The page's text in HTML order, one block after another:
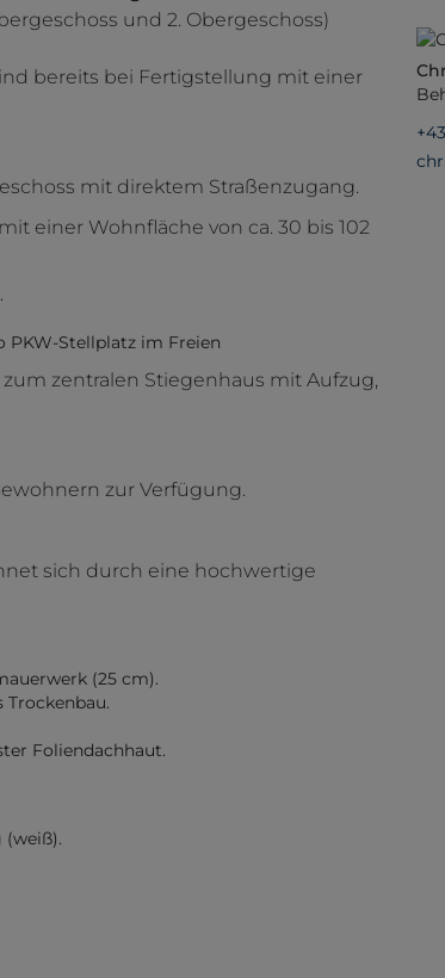
und 2. Obergeschoss)
bereits bei Fertigstellung mit einer
mit direktem Straßenzugang.
einer Wohnfläche von ca. 30 bis 102
PKW-Stellplatz im Freien
zentralen Stiegenhaus mit Aufzug,
zur Verfügung.
sich durch eine hochwertige
(25 cm).
Trockenbau.
Foliendachhaut.